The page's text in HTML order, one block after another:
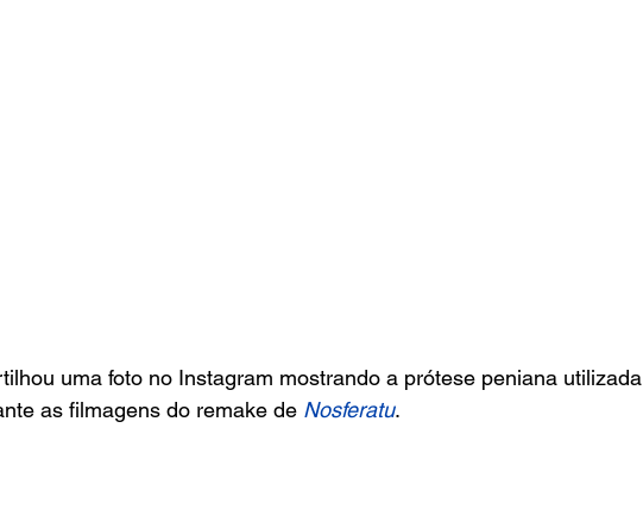
uma foto no Instagram mostrando a prótese peniana utilizada
as filmagens do remake de Nosferatu.